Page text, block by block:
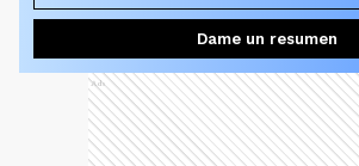
Dame un resumen
Ads